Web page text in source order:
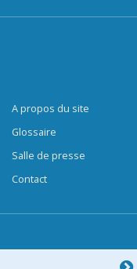
A propos du site
Glossaire
Salle de presse
Contact